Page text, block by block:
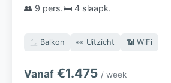
👥 9 pers.🛏️ 4 slaapk.
🪟 Balkon 👀 Uitzicht 📶 WiFi
Vanaf €1.475 / week